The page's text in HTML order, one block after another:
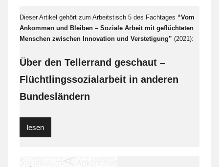
Dieser Artikel gehört zum Arbeitstisch 5 des Fachtages “Vom
Ankommen und Bleiben – Soziale Arbeit mit geflüchteten
Menschen zwischen Innovation und Verstetigung” (2021):
Über den Tellerrand geschaut –
Flüchtlingssozialarbeit in anderen
Bundesländern
lesen